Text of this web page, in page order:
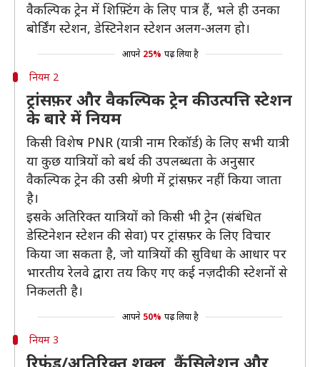
वैकल्पिक ट्रेन में शिफ़्टिंग के लिए पात्र हैं, भले ही उनका
बोर्डिंग स्टेशन, डेस्टिनेशन स्टेशन अलग-अलग हो।
आपने 25% पढ़ लिया है
नियम 2
ट्रांसफ़र और वैकल्पिक ट्रेन की उत्पत्ति स्टेशन
के बारे में नियम
किसी विशेष PNR (यात्री नाम रिकॉर्ड) के लिए सभी यात्री
या कुछ यात्रियों को बर्थ की उपलब्धता के अनुसार
वैकल्पिक ट्रेन की उसी श्रेणी में ट्रांसफ़र नहीं किया जाता
है।
इसके अतिरिक्त यात्रियों को किसी भी ट्रेन (संबंधित
डेस्टिनेशन स्टेशन की सेवा) पर ट्रांसफ़र के लिए विचार
किया जा सकता है, जो यात्रियों की सुविधा के आधार पर
भारतीय रेलवे द्वारा तय किए गए कई नज़दीकी स्टेशनों से
निकलती है।
आपने 50% पढ़ लिया है
नियम 3
रिफ़ंड/अतिरिक्त शुक्ल, कैंसिलेशन और